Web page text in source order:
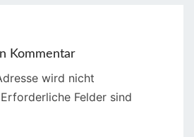
Kommentar
wird nicht
Erforderliche Felder sind